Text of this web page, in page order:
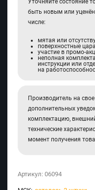
Уточняйте состояние
быть новым или
числе:
мятая или
поверхностные
участие в промо-
неполная
инструкции или
на
Производитель на
дополнительных
комплектацию,
технические
момент получения
Артикул: 06094